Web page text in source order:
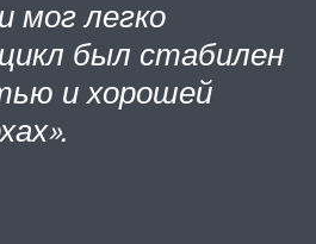
мог легко
был стабилен
и хорошей